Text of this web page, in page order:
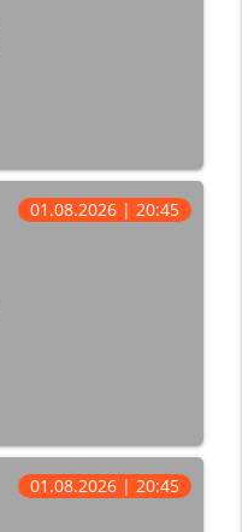
01.08.2026 | 20:45
01.08.2026 | 20:45